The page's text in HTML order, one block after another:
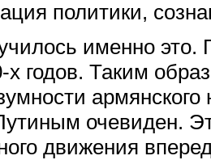
политики,
именно это.
годов. Таким
очевиден.
движения